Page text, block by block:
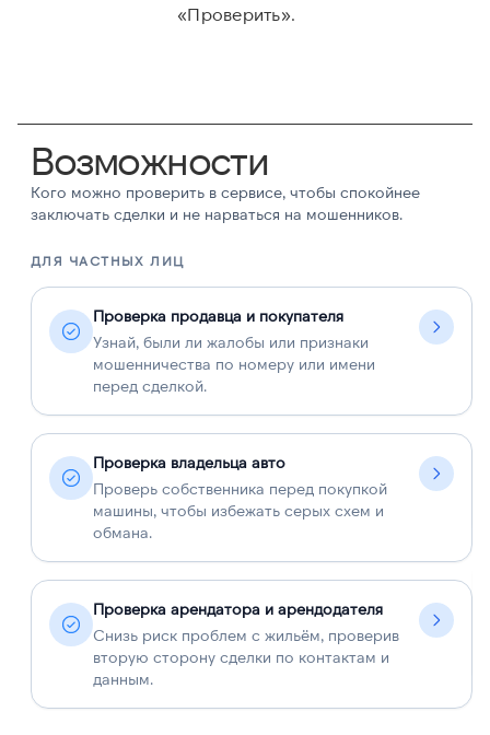
«Проверить».
Возможности
Кого можно проверить в сервисе, чтобы спокойнее
заключать сделки и не нарваться на мошенников.
ДЛЯ ЧАСТНЫХ ЛИЦ
Проверка продавца и покупателя
Узнай, были ли жалобы или признаки
мошенничества по номеру или имени
перед сделкой.
Проверка владельца авто
Проверь собственника перед покупкой
машины, чтобы избежать серых схем и
обмана.
Проверка арендатора и арендодателя
Снизь риск проблем с жильём, проверив
вторую сторону сделки по контактам и
данным.